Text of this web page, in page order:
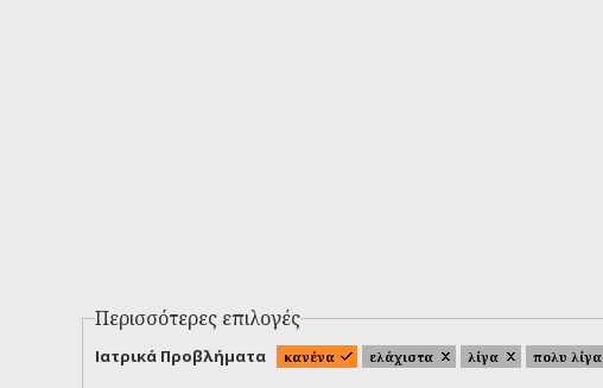
Περισσότερες επιλογές
Ιατρικά Προβλήματα κανένα ελάχιστα λίγα πολυ λίγα